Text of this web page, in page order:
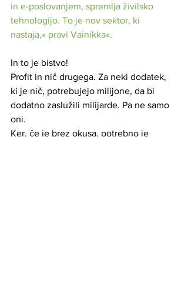
in e-poslovanjem, spremlja živilsko
tehnologijo. To je nov sektor, ki
nastaja,« pravi Vainikka«.
In to je bistvo!
Profit in nič drugega. Za neki dodatek,
ki je nič, potrebujejo milijone, da bi
dodatno zaslužili milijarde. Pa ne samo
oni.
Ker, če je brez okusa, potrebno je